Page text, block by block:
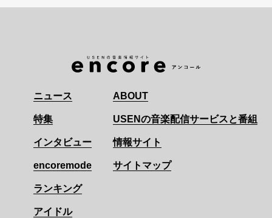
ニュース
特集
インタビュー
encoremode
ランキング
アイドル
ABOUT
USENの音楽配信サービスと番組
情報サイト
サイトマップ